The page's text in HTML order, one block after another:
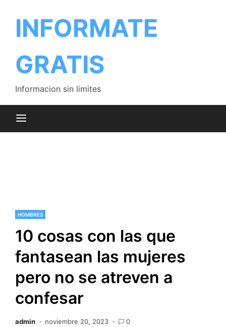
contenidoINFORMATE
GRATIS
Informacion sin limites
HOMBRES
10 cosas con las que
fantasean las mujeres
pero no se atreven a
confesar
admin noviembre 20, 2023 0